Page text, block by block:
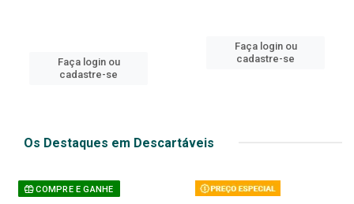
Faça login ou
cadastre-se
Faça login ou
cadastre-se
Os Destaques em Descartáveis
COMPRE E GANHE